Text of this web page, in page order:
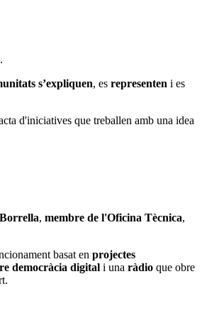
s’expliquen, es representen i es
d'iniciatives que treballen amb una idea
, membre de l'Oficina Tècnica,
basat en projectes
democràcia digital i una ràdio que obre